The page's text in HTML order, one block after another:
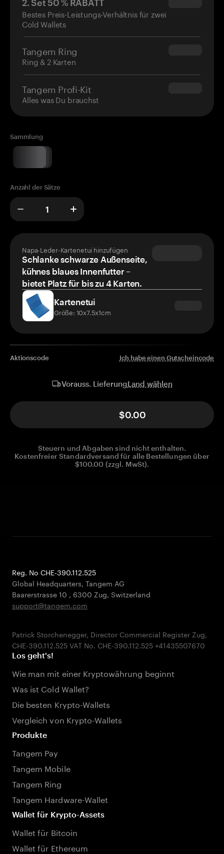
2. Set 50 % RABATT
Bestes Preis-Leistungs-Verhältnis für zwei
Cold Wallets
$34.95
Tangem Ring
Ring & 2 Karten
$160.00
Tangem Profi-Kit
Alles was Du brauchst
$180.00
Sammlung
Anzahl der Sätze
Napa-Leder-Kartenetui hinzufügen
Schlanke schwarze Außenseite,
kühnes blaues Innenfutter –
bietet Platz für bis zu 4 Karten.
Kartenetui
Größe: 10x7.5x1cm
Aktionscode Ich habe einen Gutscheincode
Vorauss. LieferungLand wählen
$0.00
Steuern und Abgaben sind nicht enthalten.
Kostenfreier Standardversand für alle Bestellungen über
$100.00 (zzgl. MwSt).
Reg. No CHE-390.112.525
Global Headquarters, Tangem AG
Baarerstrasse 10 , 6300 Zug, Switzerland
support@tangem.com
Patrick Storchenegger, Director Commercial Register Zug,
Los geht's!
Wie man mit einer Kryptowährung beginnt
Was ist Cold Wallet?
Die besten Krypto-Wallets
Vergleich von Krypto-Wallets
Produkte
Tangem Pay
Tangem Mobile
Tangem Ring
Tangem Hardware-Wallet
Wallet für Krypto-Assets
Wallet für Bitcoin
Wallet für Ethereum